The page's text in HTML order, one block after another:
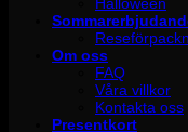
Om oss
FAQ
Våra villkor
Kontakta oss
Presentkort